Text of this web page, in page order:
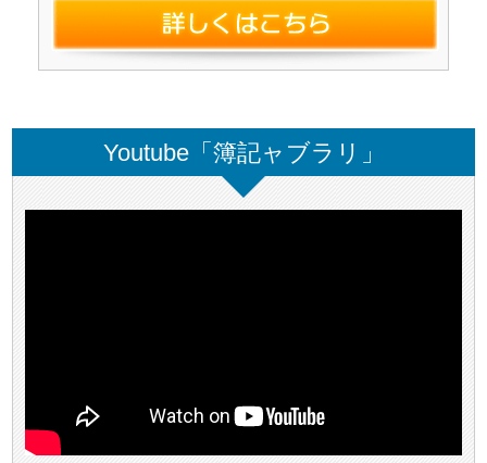
Youtube「簿記ャブラリ」